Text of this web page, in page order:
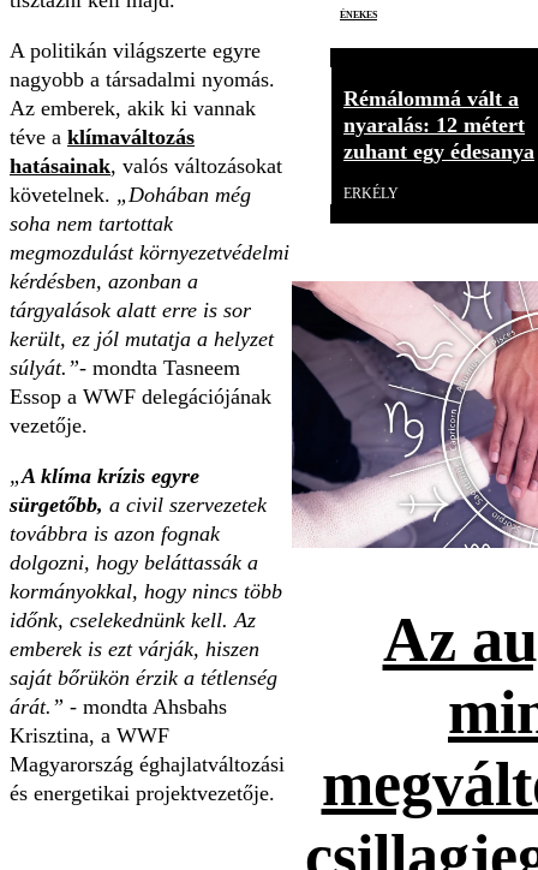
A politikán világszerte egyre
nagyobb a társadalmi nyomás.
Az emberek, akik ki vannak
téve a klímaváltozás
hatásainak, valós változásokat
követelnek. „Dohában még
soha nem tartottak
megmozdulást környezetvédelmi
kérdésben, azonban a
tárgyalások alatt erre is sor
került, ez jól mutatja a helyzet
súlyát.”- mondta Tasneem
Essop a WWF delegációjának
vezetője.
„A klíma krízis egyre
sürgetőbb, a civil szervezetek
továbbra is azon fognak
dolgozni, hogy beláttassák a
kormányokkal, hogy nincs több
időnk, cselekednünk kell. Az
emberek is ezt várják, hiszen
saját bőrükön érzik a tétlenség
árát.” - mondta Ahsbahs
Krisztina, a WWF
Magyarország éghajlatváltozási
és energetikai projektvezetője.
énekes
Rémálommá vált a
nyaralás: 12 métert
zuhant egy édesanya
ERKÉLY
Az